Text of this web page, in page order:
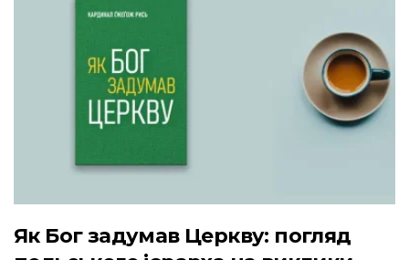
Як Бог задумав Церкву: погляд